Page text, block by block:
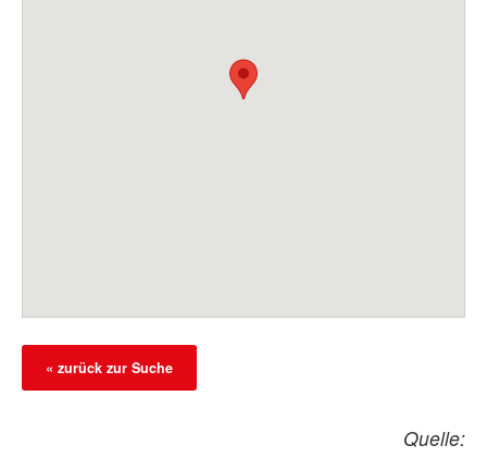
« zurück zur Suche
Quelle: